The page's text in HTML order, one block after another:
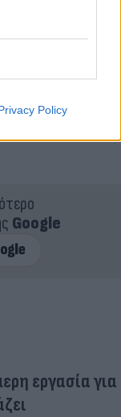
Policy
Google
εργασία για